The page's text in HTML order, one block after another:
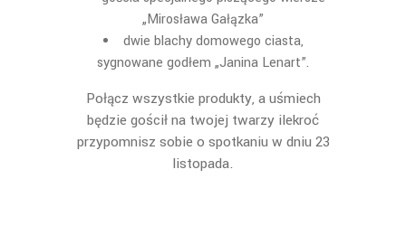
„Mirosława Gałązka”
dwie blachy domowego ciasta,
sygnowane godłem „Janina Lenart”.
Połącz wszystkie produkty, a uśmiech
będzie gościł na twojej twarzy ilekroć
przypomnisz sobie o spotkaniu w dniu 23
listopada.